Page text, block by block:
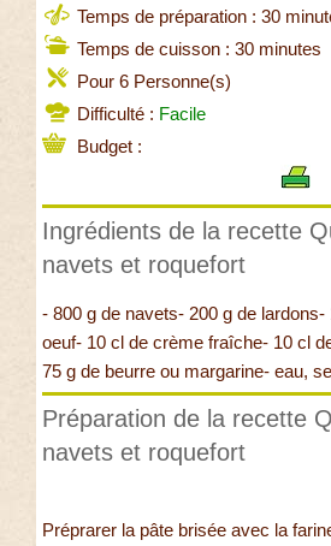
Temps de préparation : 30
Temps de cuisson : 30 minutes
Pour 6 Personne(s)
Difficulté : Facile
Budget :
Ingrédients de la recette
navets et roquefort
- 800 g de navets- 200 g de lardons-
oeuf- 10 cl de crème fraîche- 10 cl
75 g de beurre ou margarine- eau,
Préparation de la recette
navets et roquefort
Préprarer la pâte brisée avec la